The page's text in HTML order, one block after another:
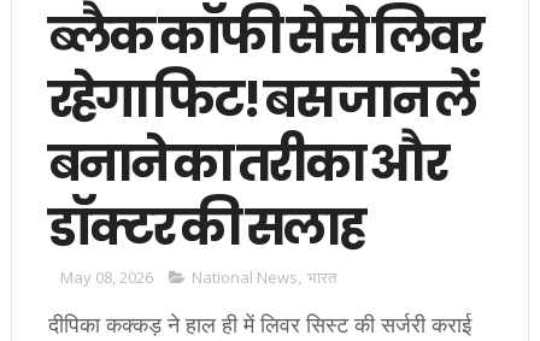
ब्लैक कॉफी से से लिवर
रहेगा फिट! बस जान लें
बनाने का तरीका और
डॉक्टर की सलाह
May 08, 2026 National News, भारत
दीपिका कक्कड़ ने हाल ही में लिवर सिस्ट की सर्जरी कराई